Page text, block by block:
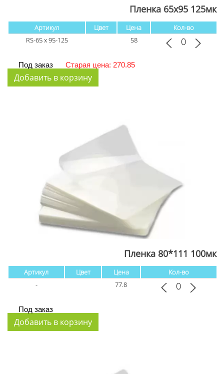
Пленка 65х95 125мк
Артикул Цвет Цена
Кол-во
RS-65 x 95-125
58
Под заказ Старая цена: 270.85
Пленка 80*111 100мк
Артикул Цвет Цена
Кол-во
-
77.8
Под заказ